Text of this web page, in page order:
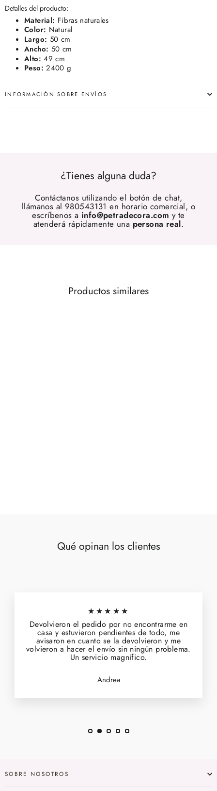
Detalles del producto:
Material: Fibras naturales
Color: Natural
Largo: 50 cm
Ancho: 50 cm
Alto: 49 cm
Peso: 2400 g
INFORMACIÓN SOBRE ENVÍOS
¿Tienes alguna duda?
Contáctanos utilizando el botón de chat,
llámanos al 980543131 en horario comercial, o
escríbenos a info@petradecora.com y te
atenderá rápidamente una persona real.
Productos similares
Qué opinan los clientes
★★★★★
Devolvieron el pedido por no encontrarme en
casa y estuvieron pendientes de todo, me
avisaron en cuanto se la devolvieron y me
volvieron a hacer el envío sin ningún problema.
Un servicio magnífico.
Andrea
SOBRE NOSOTROS